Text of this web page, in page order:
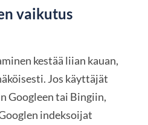
vaikutus
kestää liian kauan,
Jos käyttäjät
Googleen tai Bingiin,
indeksoijat